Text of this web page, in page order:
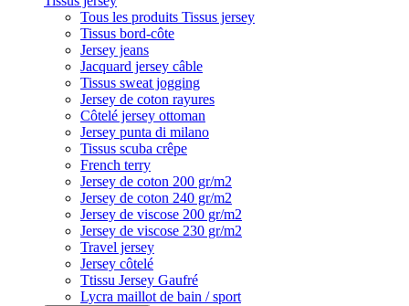
Tous les produits Tissus jersey
Tissus bord-côte
Jersey jeans
Jacquard jersey câble
Tissus sweat jogging
Jersey de coton rayures
Côtelé jersey ottoman
Jersey punta di milano
Tissus scuba crêpe
French terry
Jersey de coton 200 gr/m2
Jersey de coton 240 gr/m2
Jersey de viscose 200 gr/m2
Jersey de viscose 230 gr/m2
Travel jersey
Jersey côtelé
Ttissu Jersey Gaufré
Lycra maillot de bain / sport